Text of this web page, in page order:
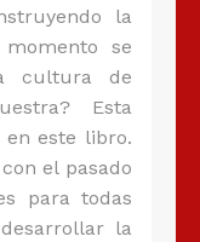
la
se
cultura de
Esta
este libro.
el pasado
para todas
la